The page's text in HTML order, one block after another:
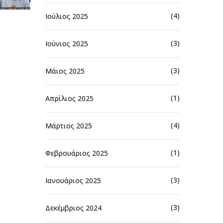
Ιούλιος 2025 (4)
Ιούνιος 2025 (3)
Μάιος 2025 (3)
Απρίλιος 2025 (1)
Μάρτιος 2025 (4)
Φεβρουάριος 2025 (1)
Ιανουάριος 2025 (3)
Δεκέμβριος 2024 (3)